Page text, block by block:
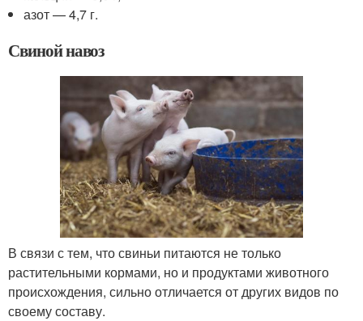
азот — 4,7 г.
Свиной навоз
В связи с тем, что свиньи питаются не только
растительными кормами, но и продуктами животного
происхождения, сильно отличается от других видов по
своему составу.